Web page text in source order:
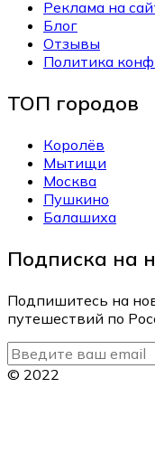
Реклама на
Блог
Отзывы
Политика
ТОП городов
Королёв
Мытищи
Москва
Пушкино
Балашиха
Подписка на
Подпишитесь на
путешествий по
© 2022